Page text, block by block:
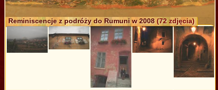
Reminiscencje z podróży do Rumuni w 2008(72 zdjęcia)